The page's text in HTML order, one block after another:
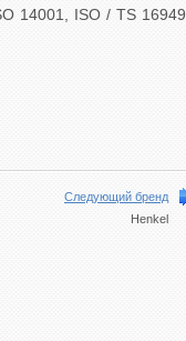
14001, ISO / TS 16949,
Следующий бренд
Henkel